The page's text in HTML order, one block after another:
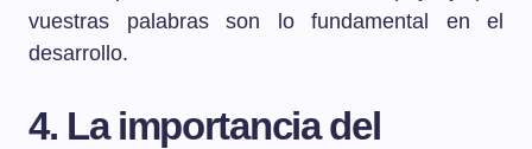
vuestras palabras son lo fundamental en el
desarrollo.
4. La importancia del